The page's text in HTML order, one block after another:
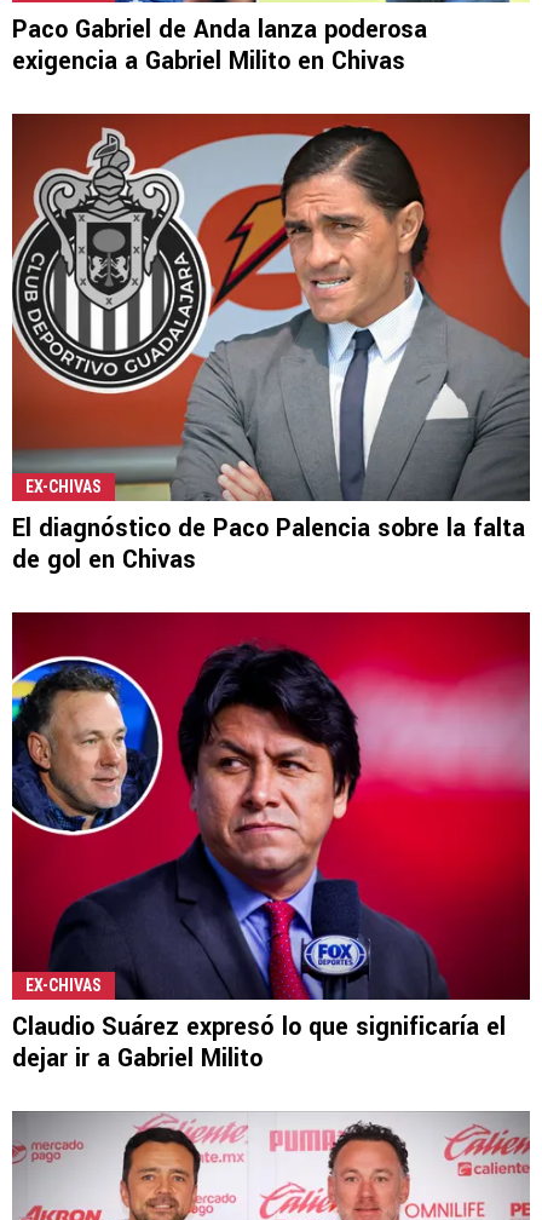
Paco Gabriel de Anda lanza poderosa
exigencia a Gabriel Milito en Chivas
EX-CHIVAS
El diagnóstico de Paco Palencia sobre la falta
de gol en Chivas
EX-CHIVAS
Claudio Suárez expresó lo que significaría el
dejar ir a Gabriel Milito